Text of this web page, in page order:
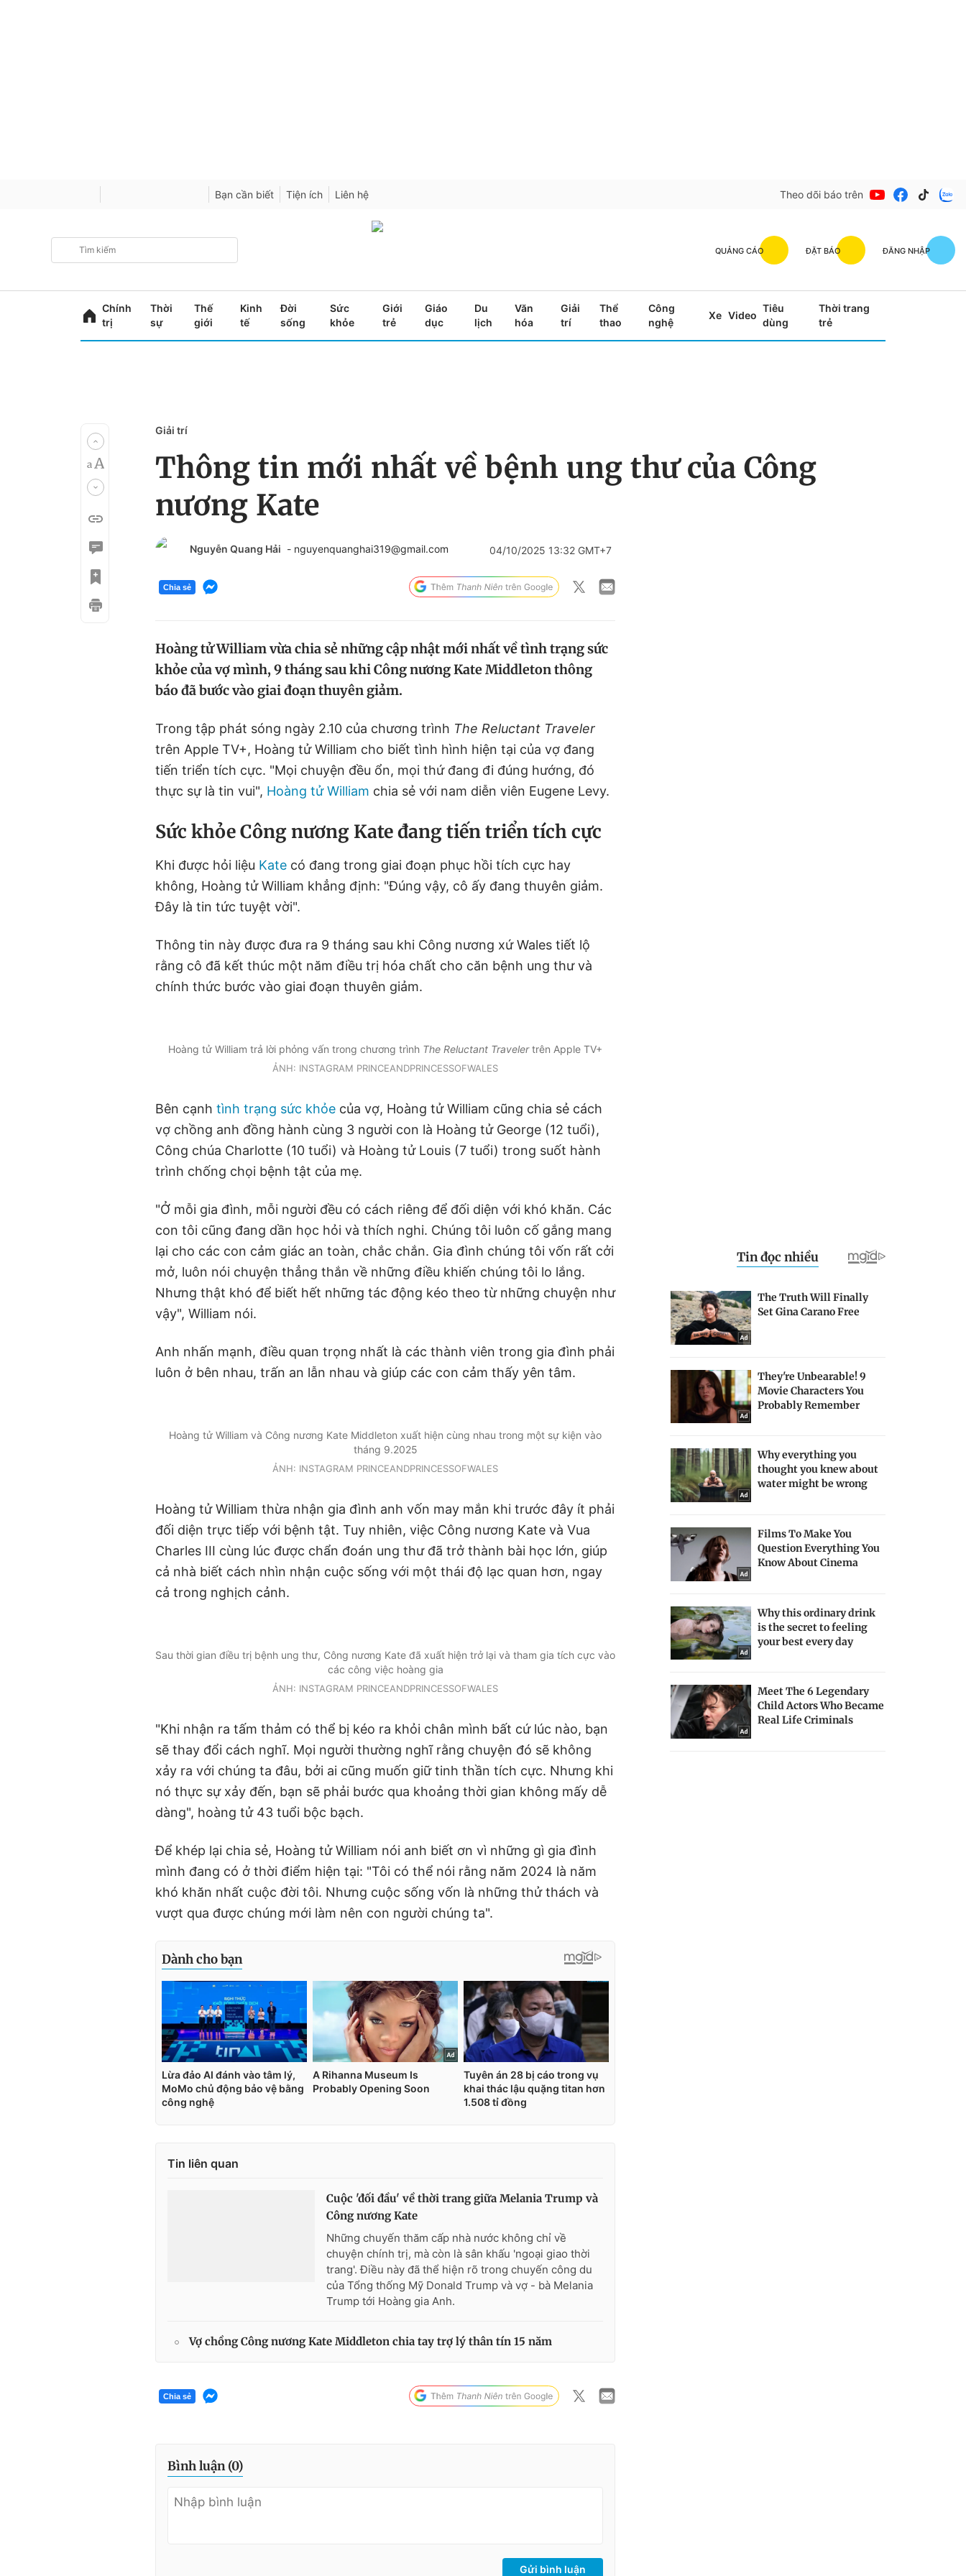
Bạn cần biết Tiện ích Liên hệ Theo dõi báo trên
QUẢNG CÁO ĐẶT BÁO ĐĂNG NHẬP
Chính
trị
Thời
sự
Thế
giới
Kinh
tế
Đời
sống
Sức
khỏe
Giới
trẻ
Giáo
dục
Du
lịch
Văn
hóa
Giải
trí
Thể
thao
Công
nghệ
Xe Video
Tiêu
dùng
Thời trang
trẻ
Giải trí
Thông tin mới nhất về bệnh ung thư của Công
nương Kate
Nguyễn Quang Hải - nguyenquanghai319@gmail.com 04/10/2025 13:32 GMT+7
Chia sẻ
Hoàng tử William vừa chia sẻ những cập nhật mới nhất về tình trạng sức
khỏe của vợ mình, 9 tháng sau khi Công nương Kate Middleton thông
báo đã bước vào giai đoạn thuyên giảm.
Trong tập phát sóng ngày 2.10 của chương trình The Reluctant Traveler
trên Apple TV+, Hoàng tử William cho biết tình hình hiện tại của vợ đang
tiến triển tích cực. "Mọi chuyện đều ổn, mọi thứ đang đi đúng hướng, đó
thực sự là tin vui", Hoàng tử William chia sẻ với nam diễn viên Eugene Levy.
Sức khỏe Công nương Kate đang tiến triển tích cực
Khi được hỏi liệu Kate có đang trong giai đoạn phục hồi tích cực hay
không, Hoàng tử William khẳng định: "Đúng vậy, cô ấy đang thuyên giảm.
Đây là tin tức tuyệt vời".
Thông tin này được đưa ra 9 tháng sau khi Công nương xứ Wales tiết lộ
rằng cô đã kết thúc một năm điều trị hóa chất cho căn bệnh ung thư và
chính thức bước vào giai đoạn thuyên giảm.
Hoàng tử William trả lời phỏng vấn trong chương trình The Reluctant Travelertrên Apple TV+
ẢNH: INSTAGRAM PRINCEANDPRINCESSOFWALES
Bên cạnh tình trạng sức khỏe của vợ, Hoàng tử William cũng chia sẻ cách
vợ chồng anh đồng hành cùng 3 người con là Hoàng tử George (12 tuổi),
Công chúa Charlotte (10 tuổi) và Hoàng tử Louis (7 tuổi) trong suốt hành
trình chống chọi bệnh tật của mẹ.
"Ở mỗi gia đình, mỗi người đều có cách riêng để đối diện với khó khăn. Các
con tôi cũng đang dần học hỏi và thích nghi. Chúng tôi luôn cố gắng mang
lại cho các con cảm giác an toàn, chắc chắn. Gia đình chúng tôi vốn rất cởi
mở, luôn nói chuyện thẳng thắn về những điều khiến chúng tôi lo lắng.
Nhưng thật khó để biết hết những tác động kéo theo từ những chuyện như
vậy", William nói.
Anh nhấn mạnh, điều quan trọng nhất là các thành viên trong gia đình phải
luôn ở bên nhau, trấn an lẫn nhau và giúp các con cảm thấy yên tâm.
Hoàng tử William và Công nương Kate Middleton xuất hiện cùng nhau trong một sự kiện vào
tháng 9.2025
ẢNH: INSTAGRAM PRINCEANDPRINCESSOFWALES
Hoàng tử William thừa nhận gia đình anh vốn may mắn khi trước đây ít phải
đối diện trực tiếp với bệnh tật. Tuy nhiên, việc Công nương Kate và Vua
Charles III cùng lúc được chẩn đoán ung thư đã trở thành bài học lớn, giúp
cả nhà biết cách nhìn nhận cuộc sống với một thái độ lạc quan hơn, ngay
cả trong nghịch cảnh.
Sau thời gian điều trị bệnh ung thư, Công nương Kate đã xuất hiện trở lại và tham gia tích cực vào
các công việc hoàng gia
ẢNH: INSTAGRAM PRINCEANDPRINCESSOFWALES
"Khi nhận ra tấm thảm có thể bị kéo ra khỏi chân mình bất cứ lúc nào, bạn
sẽ thay đổi cách nghĩ. Mọi người thường nghĩ rằng chuyện đó sẽ không
xảy ra với chúng ta đâu, bởi ai cũng muốn giữ tinh thần tích cực. Nhưng khi
nó thực sự xảy đến, bạn sẽ phải bước qua khoảng thời gian không mấy dễ
dàng", hoàng tử 43 tuổi bộc bạch.
Để khép lại chia sẻ, Hoàng tử William nói anh biết ơn vì những gì gia đình
mình đang có ở thời điểm hiện tại: "Tôi có thể nói rằng năm 2024 là năm
khó khăn nhất cuộc đời tôi. Nhưng cuộc sống vốn là những thử thách và
vượt qua được chúng mới làm nên con người chúng ta".
Tin liên quan
Cuộc 'đối đầu' về thời trang giữa Melania Trump và
Công nương Kate
Những chuyến thăm cấp nhà nước không chỉ về
chuyện chính trị, mà còn là sân khấu 'ngoại giao thời
trang'. Điều này đã thể hiện rõ trong chuyến công du
của Tổng thống Mỹ Donald Trump và vợ - bà Melania
Trump tới Hoàng gia Anh.
Vợ chồng Công nương Kate Middleton chia tay trợ lý thân tín 15 năm
Chia sẻ
Bình luận (0)
Gửi bình luận